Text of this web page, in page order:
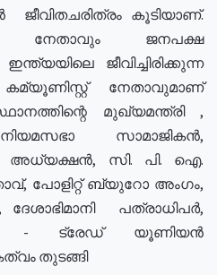
കൂടിയാണ്.
നേതാവും ജനപക്ഷ
ജീവിച്ചിരിക്കുന്ന
നേതാവുമാണ്
മുഖ്യമന്ത്രി ,
സാമാജികൻ,
അധ്യക്ഷൻ, സി. പി. ഐ.
പോളിറ്റ് ബ്യുറോ അംഗം,
പത്രാധിപർ,
- ട്രേഡ് യൂണിയൻ
തുടങ്ങി